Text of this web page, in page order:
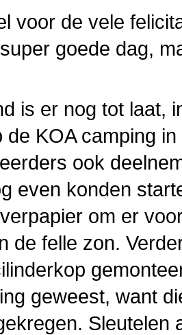
voor de vele
goede dag,
is er nog tot laat,
de KOA camping
ook
even konden
om er
de felle zon.
geweest, want
Sleutelen